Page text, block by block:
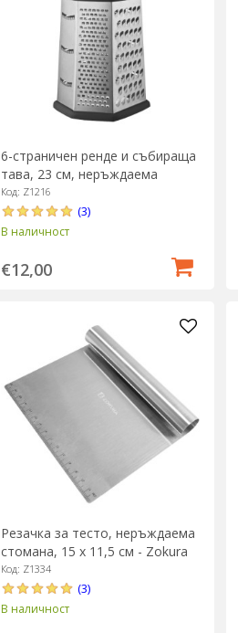
6-страничен ренде и събираща
тава, 23 см, неръждаема
стомана - Zokura
Код: Z1216
(3)
В наличност
€12,00
Резачка за тесто, неръждаема
стомана, 15 х 11,5 см - Zokura
Код: Z1334
(3)
В наличност